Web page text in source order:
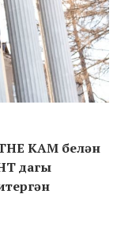
KAM белән
дагы